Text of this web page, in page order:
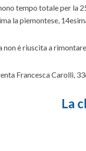
tempo totale per la
la piemontese,
non è riuscita a
Francesca Carolli,
La